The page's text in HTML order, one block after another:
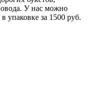
У нас можно
упаковке за 1500 руб.